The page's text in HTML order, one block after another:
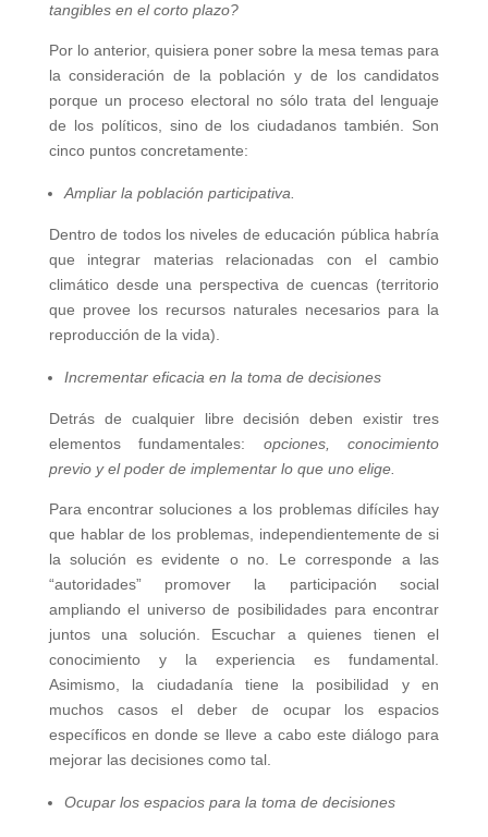
tangibles en el corto plazo?
Por lo anterior, quisiera poner sobre la mesa temas para
la consideración de la población y de los candidatos
porque un proceso electoral no sólo trata del lenguaje
de los políticos, sino de los ciudadanos también. Son
cinco puntos concretamente:
Ampliar la población participativa.
Dentro de todos los niveles de educación pública habría
que integrar materias relacionadas con el cambio
climático desde una perspectiva de cuencas (territorio
que provee los recursos naturales necesarios para la
reproducción de la vida).
Incrementar eficacia en la toma de decisiones
Detrás de cualquier libre decisión deben existir tres
elementos fundamentales: opciones, conocimiento
previo y el poder de implementar lo que uno elige.
Para encontrar soluciones a los problemas difíciles hay
que hablar de los problemas, independientemente de si
la solución es evidente o no. Le corresponde a las
“autoridades” promover la participación social
ampliando el universo de posibilidades para encontrar
juntos una solución. Escuchar a quienes tienen el
conocimiento y la experiencia es fundamental.
Asimismo, la ciudadanía tiene la posibilidad y en
muchos casos el deber de ocupar los espacios
específicos en donde se lleve a cabo este diálogo para
mejorar las decisiones como tal.
Ocupar los espacios para la toma de decisiones